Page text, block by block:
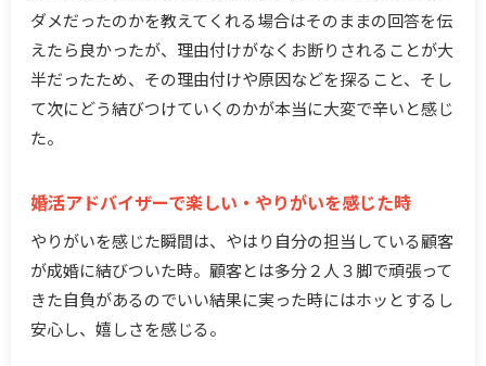
ダメだったのかを教えてくれる場合はそのままの回答を伝
えたら良かったが、理由付けがなくお断りされることが大
半だったため、その理由付けや原因などを探ること、そし
て次にどう結びつけていくのかが本当に大変で辛いと感じ
た。
婚活アドバイザーで楽しい・やりがいを感じた時
やりがいを感じた瞬間は、やはり自分の担当している顧客
が成婚に結びついた時。顧客とは多分２人３脚で頑張って
きた自負があるのでいい結果に実った時にはホッとするし
安心し、嬉しさを感じる。